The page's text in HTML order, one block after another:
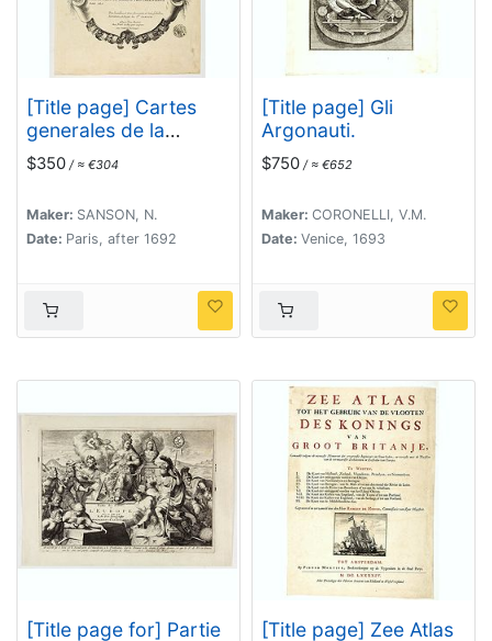
[Title page] Cartes
generales de la
geographie nouvelle .
. . Tome Second.
$350 / ≈ €304
Maker: SANSON, N.
Date: Paris, after 1692
[Title page] Gli
Argonauti.
$750 / ≈ €652
Maker: CORONELLI, V.M.
Date: Venice, 1693
[Title page for] Partie
[Title page] Zee Atlas